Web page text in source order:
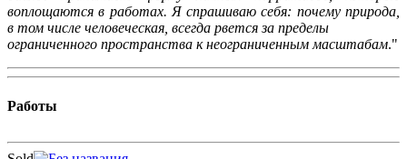
воплощаются в работах. Я спрашиваю себя: почему природа,
в том числе человеческая, всегда рвется за пределы
ограниченного пространства к неограниченным масштабам."
Работы